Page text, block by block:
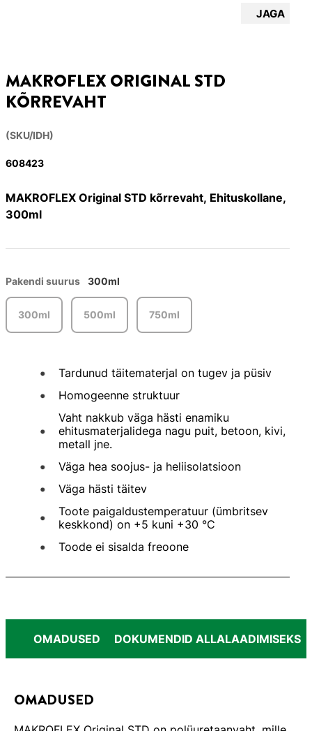
JAGA
MAKROFLEX ORIGINAL STD
KÕRREVAHT
(SKU/IDH)
608423
MAKROFLEX Original STD kõrrevaht, Ehituskollane,
300ml
Pakendi suurus 300ml
300ml 500ml 750ml
Tardunud täitematerjal on tugev ja püsiv
Homogeenne struktuur
Vaht nakkub väga hästi enamiku
ehitusmaterjalidega nagu puit, betoon, kivi,
metall jne.
Väga hea soojus- ja heliisolatsioon
Väga hästi täitev
Toote paigaldustemperatuur (ümbritsev
keskkond) on +5 kuni +30 °C
Toode ei sisalda freoone
OMADUSED DOKUMENDID ALLALAADIMISEKS
OMADUSED